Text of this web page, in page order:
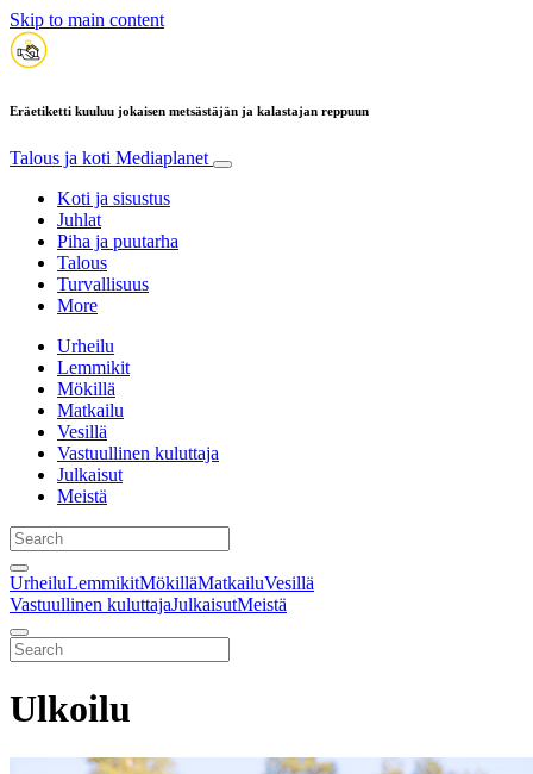
Skip to main content
Eräetiketti kuuluu jokaisen metsästäjän ja kalastajan reppuun
Talous ja koti Mediaplanet
Koti ja sisustus
Juhlat
Piha ja puutarha
Talous
Turvallisuus
More
Urheilu
Lemmikit
Mökillä
Matkailu
Vesillä
Vastuullinen kuluttaja
Julkaisut
Meistä
UrheiluLemmikitMökilläMatkailuVesillä
Vastuullinen kuluttajaJulkaisutMeistä
Ulkoilu